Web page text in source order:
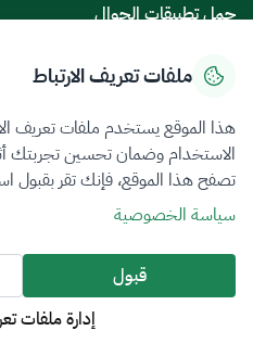
حمل تطبيقات الجوال
سياسة الخصوصيةشروط الاستخدامخريطة
جميع الحقوق محفوظة 2026 © ZATCA.GOV.SA
تم تطويره وصيانته بواسطة هيئة الزكاة
آخر تحديث للموقع في
ملفات تعريف الارتباط
هذا الموقع يستخدم ملفات تعريف
الاستخدام وضمان تحسين تجربتك
تصفح هذا الموقع، فإنك تقر بقبول
سياسة الخصوصية
قبول
إدارة ملفات